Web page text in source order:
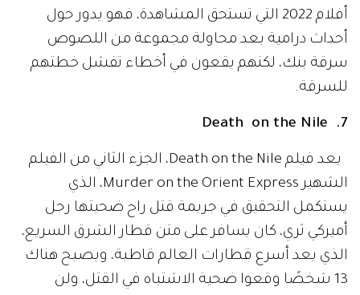
أفلام 2022 التي تستحق المشاهدة، فهو يدور حول
أحداث درامية بعد محاولة مجموعة من اللصوص
سرقة بنك، لكنهم يقعون في أخطاء تفشل خطتهم
للسرقة.
7. Death on the Nile
يعد فيلم Death on the Nile، الجزء الثاني من الفيلم
الشهير Murder on the Orient Express، الذي
يستكمل التحقيق في جريمة قتل راح ضحيتها رجل
أميركي ثري، كان يسافر على متن قطار الشرق السريع،
الذي يعد أسرع قطارات العالم قاطبة، ويصبح هناك
13 شخصًا وقعوا ضحية الاشتباه في القتل، ولن